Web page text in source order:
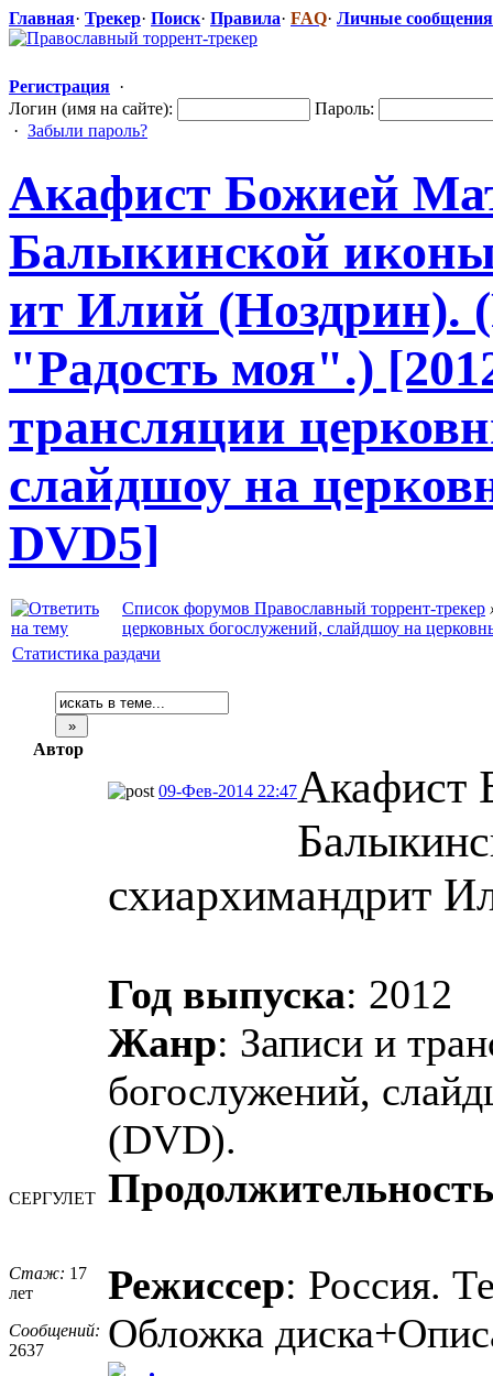
Главная· Трекер· Поиск· Правила· FAQ· Личные сообщения
Регистрация ·
Логин (имя на сайте):
Пароль:
· Забыли пароль?
Акафист Божией
Балыкинской
ит Илий (Ноздрин).
"Радость моя".)
трансляции
слайдшоу на
DVD5]
Список форумов Православный торрент-трекер
церковных богослужений, слайдшоу на
Статистика раздачи
Автор
СЕРГУЛЕТ
Стаж: 17
лет
Сообщений:
2637
09-Фев-2014 22:47Акафист
схиархимандрит
Год выпуска: 2012
Жанр: Записи и
богослужений,
(DVD).
Продолжительность
Режиссер: Россия.
Обложка